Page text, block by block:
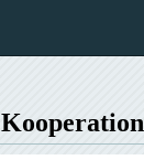
Kooperation